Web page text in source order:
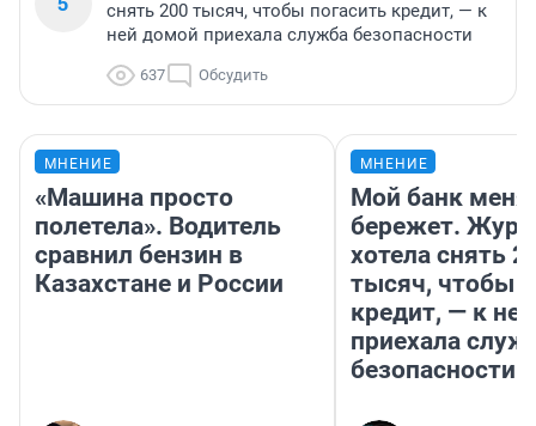
снять 200 тысяч, чтобы погасить кредит, — к
ней домой приехала служба безопасности
637 Обсудить
МНЕНИЕ
«Машина просто
полетела». Водитель
сравнил бензин в
Казахстане и России
МНЕНИЕ
Мой банк меня
бережет.
хотела снять
тысяч, чтобы
кредит, — к
приехала
безопасности